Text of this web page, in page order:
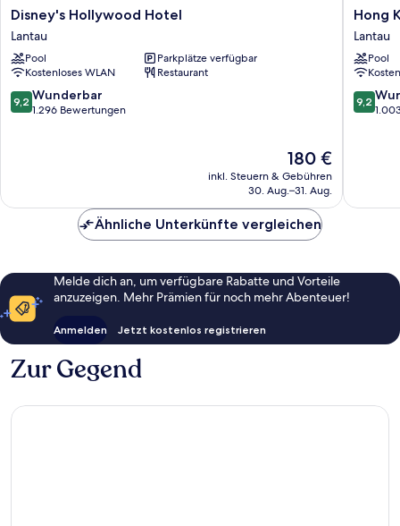
Disney's
Hollywood
Hotel
Lantau
Disney's Hollywood Hotel
Lantau
Pool
Parkplätze verfügbar
Kostenloses WLAN
Restaurant
9.2
von
9,2 Wunderbar
1.296 Bewertungen
Der
Preis
beträgt
180 €
inkl. Steuern & Gebühren
30. Aug.–31. Aug.
Hong
Kong
Hotel
Lantau
Hong
Lantau
Pool
9.2
von
9,2
Ähnliche Unterkünfte vergleichen
Melde dich an, um verfügbare Rabatte und Vorteile
anzuzeigen. Mehr Prämien für noch mehr Abenteuer!
Anmelden Jetzt kostenlos registrieren
Zur Gegend